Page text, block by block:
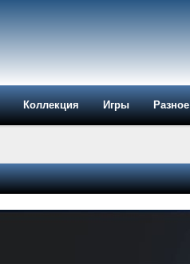
Коллекция Игры Разное